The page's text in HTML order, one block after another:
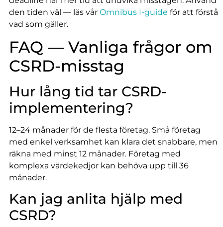
den tiden väl — läs vår Omnibus I-guide för att förstå
vad som gäller.
FAQ — Vanliga frågor om
CSRD-misstag
Hur lång tid tar CSRD-
implementering?
12–24 månader för de flesta företag. Små företag
med enkel verksamhet kan klara det snabbare, men
räkna med minst 12 månader. Företag med
komplexa värdekedjor kan behöva upp till 36
månader.
Kan jag anlita hjälp med
CSRD?